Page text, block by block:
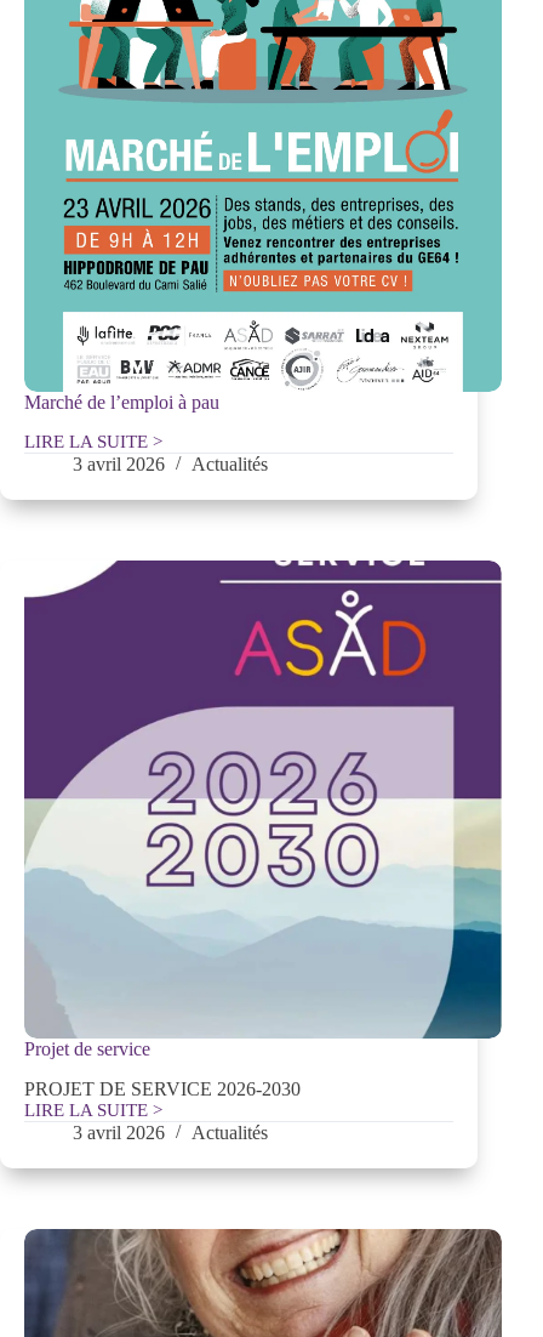
Marché de l’emploi à pau
LIRE LA SUITE >
Marché
à
3 avril 2026 Actualités
Projet de service
PROJET DE SERVICE 2026-2030
LIRE LA SUITE >
Projet
3 avril 2026 Actualités